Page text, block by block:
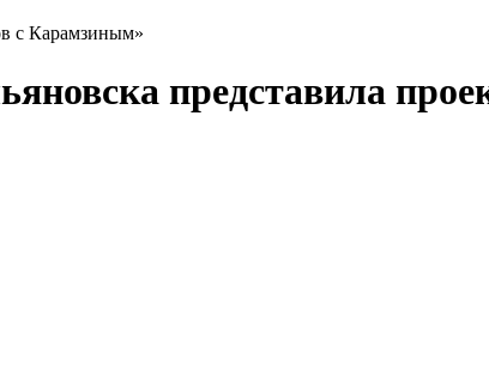
с Карамзиным»
представила